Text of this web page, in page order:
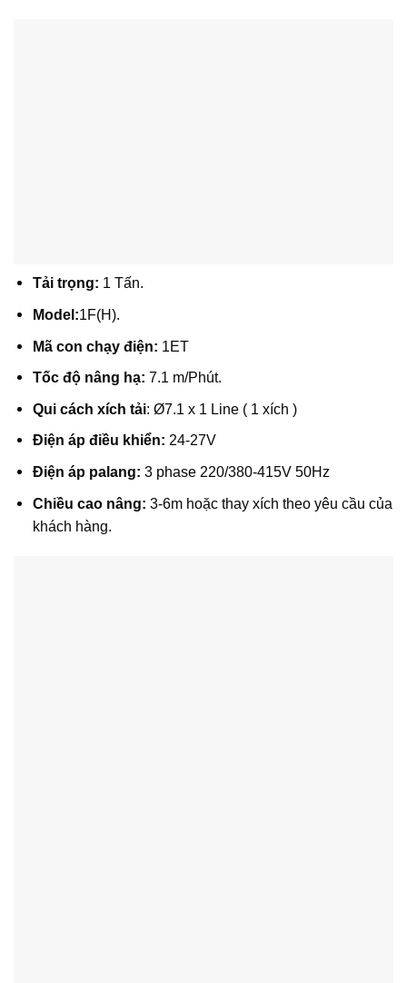
Tải trọng: 1 Tấn.
Model:1F(H).
Mã con chạy điện: 1ET
Tốc độ nâng hạ: 7.1 m/Phút.
Qui cách xích tải: Ø7.1 x 1 Line ( 1 xích )
Điện áp điều khiển: 24-27V
Điện áp palang: 3 phase 220/380-415V 50Hz
Chiều cao nâng: 3-6m hoặc thay xích theo yêu cầu của
khách hàng.